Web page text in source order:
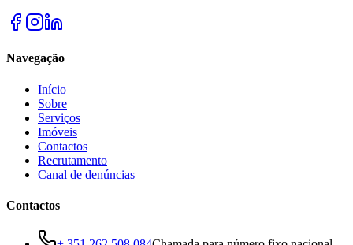
Navegação
Início
Sobre
Serviços
Imóveis
Contactos
Recrutamento
Canal de denúncias
Contactos